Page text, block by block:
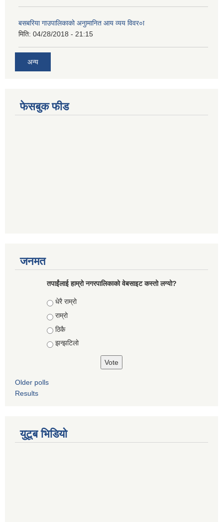
बसबरिया गाउपालिकाको अनुामानित आय व्यय विवर०ा
मिति: 04/28/2018 - 21:15
अन्य
फेसबुक फीड
जनमत
तपाईंलाई हाम्रो नगरपालिकाको वेबसाइट कस्तो लग्यो?
Choices
धेरै राम्रो
राम्रो
ठिकै
झन्झटिलो
Older polls
Results
युटूब भिडियो